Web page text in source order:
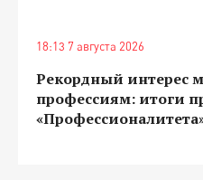
18:13 7 августа 2026
Рекордный интерес
профессиям: итоги